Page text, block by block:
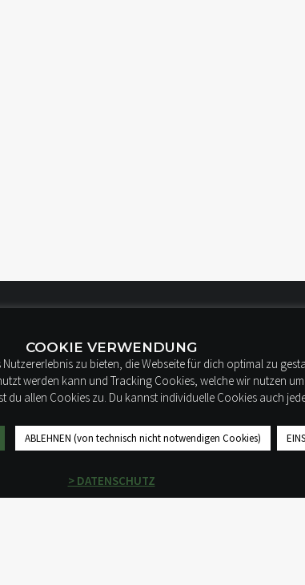
WIR FÜR EUCH
BLOG
KONTAKT
COOKIE VERWENDUNG
zu bieten, die Webseite für dich optimal zu
werden kann und Tracking Cookies, welche wir nutzen
du allen Cookies zu. Du kannst individuelle Cookies auch
ABLEHNEN (von technisch nicht notwendigen Cookies)
> DATENSCHUTZ